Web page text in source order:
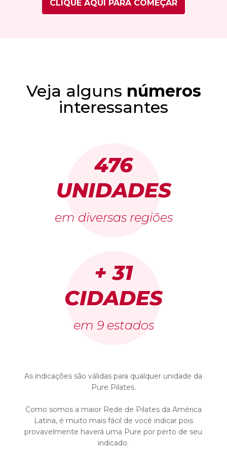
CLIQUE AQUI PARA COMEÇAR
Veja alguns números
interessantes
476
UNIDADES
em diversas regiões
+ 31
CIDADES
em 9 estados
As indicações são válidas para qualquer unidade da
Pure Pilates.
Como somos a maior Rede de Pilates da América
Latina, é muito mais fácil de você indicar pois
provavelmente haverá uma Pure por perto de seu
indicado.